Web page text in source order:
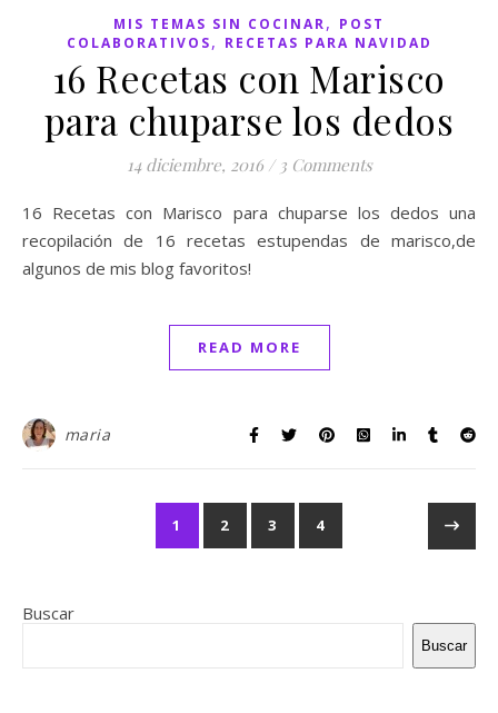
MIS TEMAS SIN COCINAR, POST
COLABORATIVOS, RECETAS PARA NAVIDAD
16 Recetas con Marisco
para chuparse los dedos
14 diciembre, 2016 / 3 Comments
16 Recetas con Marisco para chuparse los dedos una
recopilación de 16 recetas estupendas de marisco,de
algunos de mis blog favoritos!
READ MORE
maria
1 2 3 4
Buscar
Buscar